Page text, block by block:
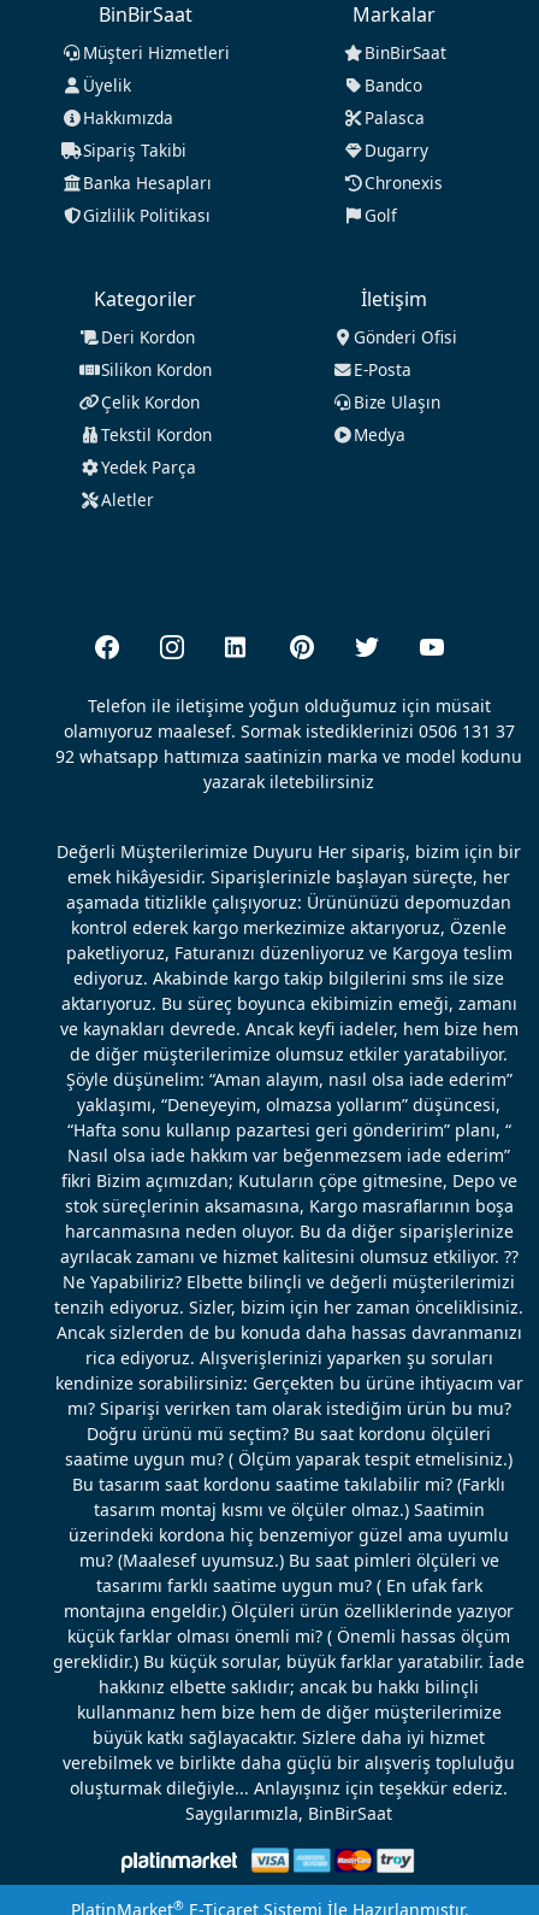
BinBirSaat
Müşteri Hizmetleri
Üyelik
Hakkımızda
Sipariş Takibi
Banka Hesapları
Gizlilik Politikası
Markalar
BinBirSaat
Bandco
Palasca
Dugarry
Chronexis
Golf
Kategoriler
Deri Kordon
Silikon Kordon
Çelik Kordon
Tekstil Kordon
Yedek Parça
Aletler
İletişim
Gönderi Ofisi
E-Posta
Bize Ulaşın
Medya
Telefon ile iletişime yoğun olduğumuz için müsait
olamıyoruz maalesef. Sormak istediklerinizi 0506 131 37
92 whatsapp hattımıza saatinizin marka ve model kodunu
yazarak iletebilirsiniz
Değerli Müşterilerimize Duyuru Her sipariş, bizim için bir
emek hikâyesidir. Siparişlerinizle başlayan süreçte, her
aşamada titizlikle çalışıyoruz: Ürününüzü depomuzdan
kontrol ederek kargo merkezimize aktarıyoruz, Özenle
paketliyoruz, Faturanızı düzenliyoruz ve Kargoya teslim
ediyoruz. Akabinde kargo takip bilgilerini sms ile size
aktarıyoruz. Bu süreç boyunca ekibimizin emeği, zamanı
ve kaynakları devrede. Ancak keyfi iadeler, hem bize hem
de diğer müşterilerimize olumsuz etkiler yaratabiliyor.
Şöyle düşünelim: “Aman alayım, nasıl olsa iade ederim”
yaklaşımı, “Deneyeyim, olmazsa yollarım” düşüncesi,
“Hafta sonu kullanıp pazartesi geri gönderirim” planı, “
Nasıl olsa iade hakkım var beğenmezsem iade ederim”
fikri Bizim açımızdan; Kutuların çöpe gitmesine, Depo ve
stok süreçlerinin aksamasına, Kargo masraflarının boşa
harcanmasına neden oluyor. Bu da diğer siparişlerinize
ayrılacak zamanı ve hizmet kalitesini olumsuz etkiliyor. ??
Ne Yapabiliriz? Elbette bilinçli ve değerli müşterilerimizi
tenzih ediyoruz. Sizler, bizim için her zaman önceliklisiniz.
Ancak sizlerden de bu konuda daha hassas davranmanızı
rica ediyoruz. Alışverişlerinizi yaparken şu soruları
kendinize sorabilirsiniz: Gerçekten bu ürüne ihtiyacım var
mı? Siparişi verirken tam olarak istediğim ürün bu mu?
Doğru ürünü mü seçtim? Bu saat kordonu ölçüleri
saatime uygun mu? ( Ölçüm yaparak tespit etmelisiniz.)
Bu tasarım saat kordonu saatime takılabilir mi? (Farklı
tasarım montaj kısmı ve ölçüler olmaz.) Saatimin
üzerindeki kordona hiç benzemiyor güzel ama uyumlu
mu? (Maalesef uyumsuz.) Bu saat pimleri ölçüleri ve
tasarımı farklı saatime uygun mu? ( En ufak fark
montajına engeldir.) Ölçüleri ürün özelliklerinde yazıyor
küçük farklar olması önemli mi? ( Önemli hassas ölçüm
gereklidir.) Bu küçük sorular, büyük farklar yaratabilir. İade
hakkınız elbette saklıdır; ancak bu hakkı bilinçli
kullanmanız hem bize hem de diğer müşterilerimize
büyük katkı sağlayacaktır. Sizlere daha iyi hizmet
verebilmek ve birlikte daha güçlü bir alışveriş topluluğu
oluşturmak dileğiyle... Anlayışınız için teşekkür ederiz.
Saygılarımızla, BinBirSaat
PlatinMarket®E-Ticaret Sistemi İle Hazırlanmıştır.